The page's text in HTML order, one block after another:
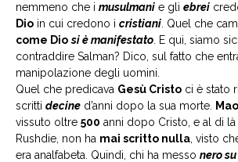
nemmeno che i musulmani e gli ebrei
Dio in cui credono i cristiani . Quel che
come Dio si è manifestato . E qui, siamo
contraddire Salman? Dico, sul fatto che
manipolazione degli uomini.
Quel che predicava Gesù Cristo ci è stato
scritti decine d’anni dopo la sua morte.
vissuto oltre 500 anni dopo Cristo, e al di
Rushdie, non ha mai scritto nulla , visto
era analfabeta. Quindi, chi ha messo nero